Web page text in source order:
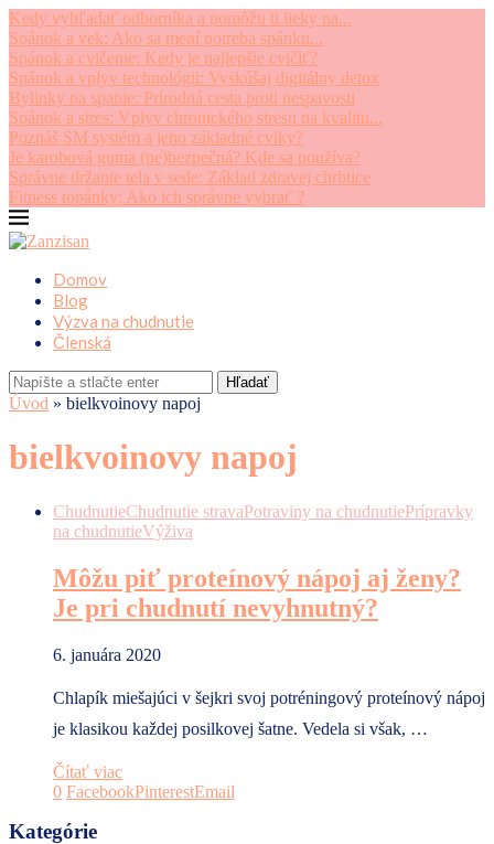
Kedy vyhľadať odborníka a pomôžu ti lieky na...
Spánok a vek: Ako sa mení potreba spánku...
Spánok a cvičenie: Kedy je najlepšie cvičiť?
Spánok a vplyv technológii: Vyskúšaj digitálny detox
Bylinky na spanie: Prírodná cesta proti nespavosti
Spánok a stres: Vplyv chronického stresu na kvalitu...
Poznáš SM systém a jeho základné cviky?
Je karobová guma (ne)bezpečná? Kde sa používa?
Správne držanie tela v sede: Základ zdravej chrbtice
Fitness topánky: Ako ich správne vybrať ?
Domov
Blog
Výzva na chudnutie
Členská
Hľadať
Úvod » bielkvoinovy napoj
bielkvoinovy napoj
ChudnutieChudnutie stravaPotraviny na chudnutiePrípravky
na chudnutieVýživa
Môžu piť proteínový nápoj aj ženy?
Je pri chudnutí nevyhnutný?
6. januára 2020
Chlapík miešajúci v šejkri svoj potréningový proteínový nápoj
je klasikou každej posilkovej šatne. Vedela si však, …
Čítať viac
0 FacebookPinterestEmail
Kategórie